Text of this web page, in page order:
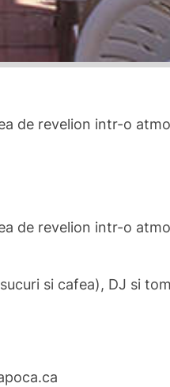
de revelion intr-o
de revelion intr-o
si cafea), DJ si